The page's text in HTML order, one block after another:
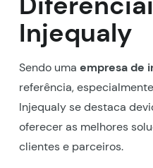
Injequaly
Sendo uma empresa de
referência,
Injequaly se destaca
oferecer as melhores
clientes e parceiros.